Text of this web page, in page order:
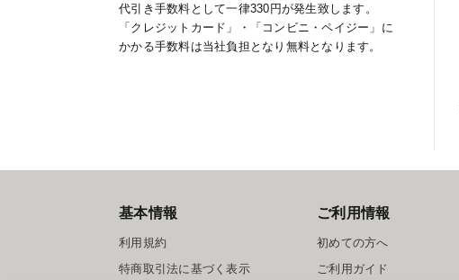
代引き手数料として一律330円が発生致します。
「クレジットカード」・「コンビニ・ペイジー」に
かかる手数料は当社負担となり無料となります。
基本情報
利用規約
特商取引法に基づく表示
ご利用情報
初めての方へ
ご利用ガイド